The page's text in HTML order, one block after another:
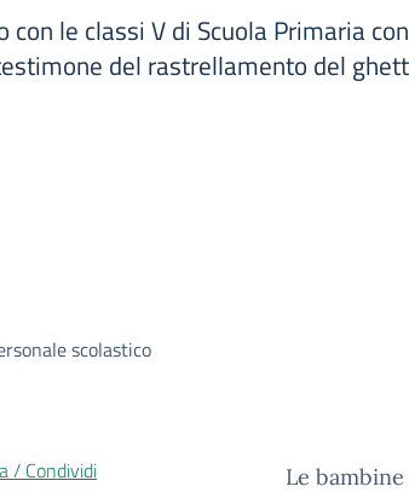
con le classi V di Scuola Primaria
del rastrellamento del
scolastico
Le
/ Condividi